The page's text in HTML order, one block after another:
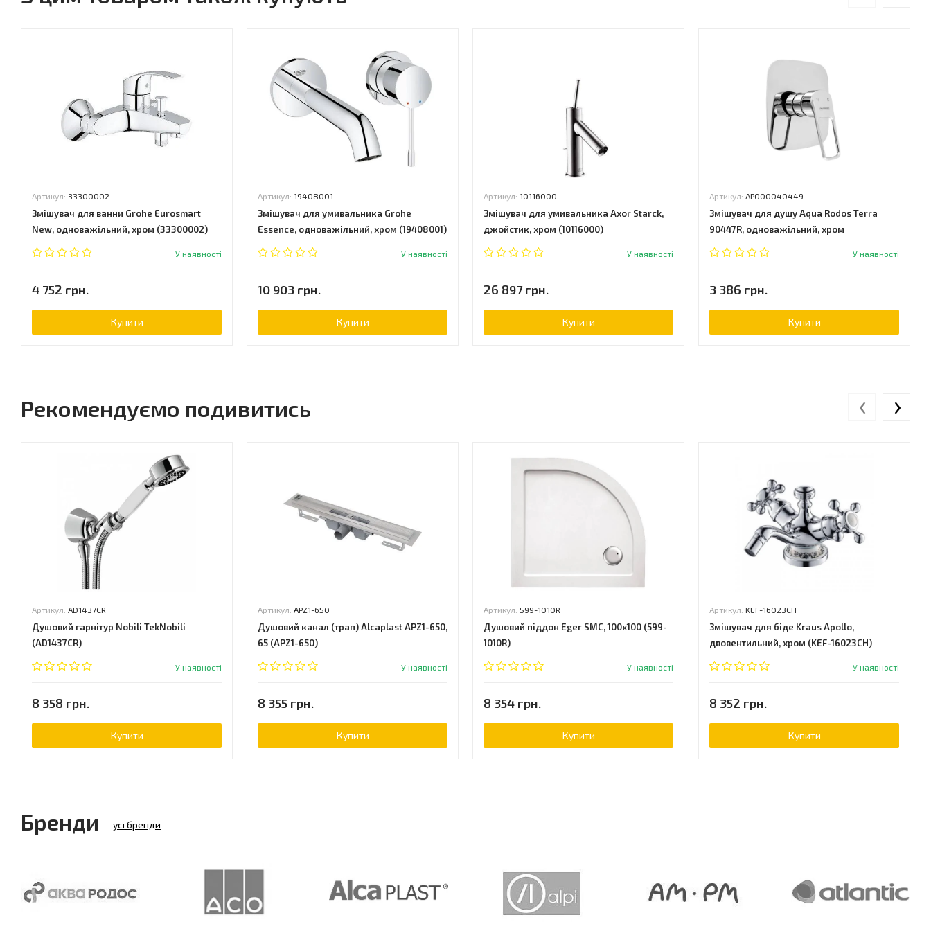
Артикул: 33300002
Змішувач для ванни Grohe Eurosmart
New, одноважільний, хром (33300002)
У наявності
4 752 грн.
Купити
Артикул: 19408001
Змішувач для умивальника Grohe
Essence, одноважільний, хром (19408001)
У наявності
10 903 грн.
Купити
Артикул: 10116000
Змішувач для умивальника Axor Starck,
джойстик, хром (10116000)
У наявності
26 897 грн.
Купити
Артикул: АР000040449
Змішувач для душу Aqua Rodos Terra
90447R, одноважільний, хром
(АР000040449)
У наявності
3 386 грн.
Купити
Рекомендуємо подивитись
Артикул: AD1437CR
Душовий гарнітур Nobili TekNobili
(AD1437CR)
У наявності
8 358 грн.
Купити
Артикул: APZ1-650
Душовий канал (трап) Alcaplast APZ1-650,
65 (APZ1-650)
У наявності
8 355 грн.
Купити
Артикул: 599-1010R
Душовий піддон Eger SMC, 100x100 (599-
1010R)
У наявності
8 354 грн.
Купити
Артикул: KEF-16023CH
Змішувач для біде Kraus Apollo,
двовентильний, хром (KEF-16023CH)
У наявності
8 352 грн.
Купити
‹ ›
Бренди усі бренди